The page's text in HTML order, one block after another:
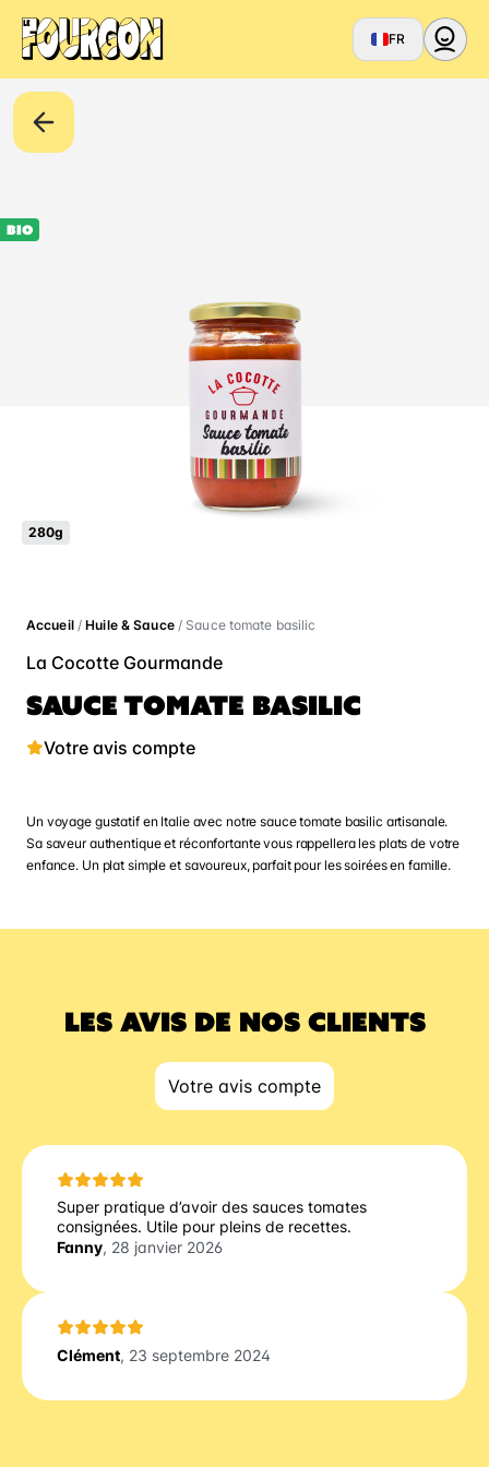
FR
BIO
280g
Accueil/Huile & Sauce/ Sauce tomate basilic
La Cocotte Gourmande
SAUCE TOMATE BASILIC
Votre avis compte
Un voyage gustatif en Italie avec notre sauce tomate basilic artisanale.
Sa saveur authentique et réconfortante vous rappellera les plats de votre
enfance. Un plat simple et savoureux, parfait pour les soirées en famille.
LES AVIS DE NOS CLIENTS
Votre avis compte
Super pratique d’avoir des sauces tomates
consignées. Utile pour pleins de recettes.
Fanny, 28 janvier 2026
Clément, 23 septembre 2024